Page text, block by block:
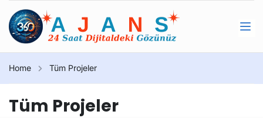
Home Tüm Projeler
Tüm Projeler